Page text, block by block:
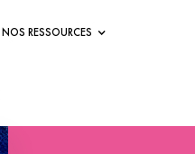
NOS RESSOURCES